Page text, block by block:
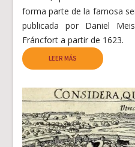
forma parte de la famosa
publicada por Daniel
Fráncfort a partir de 1623.
LEER MÁS